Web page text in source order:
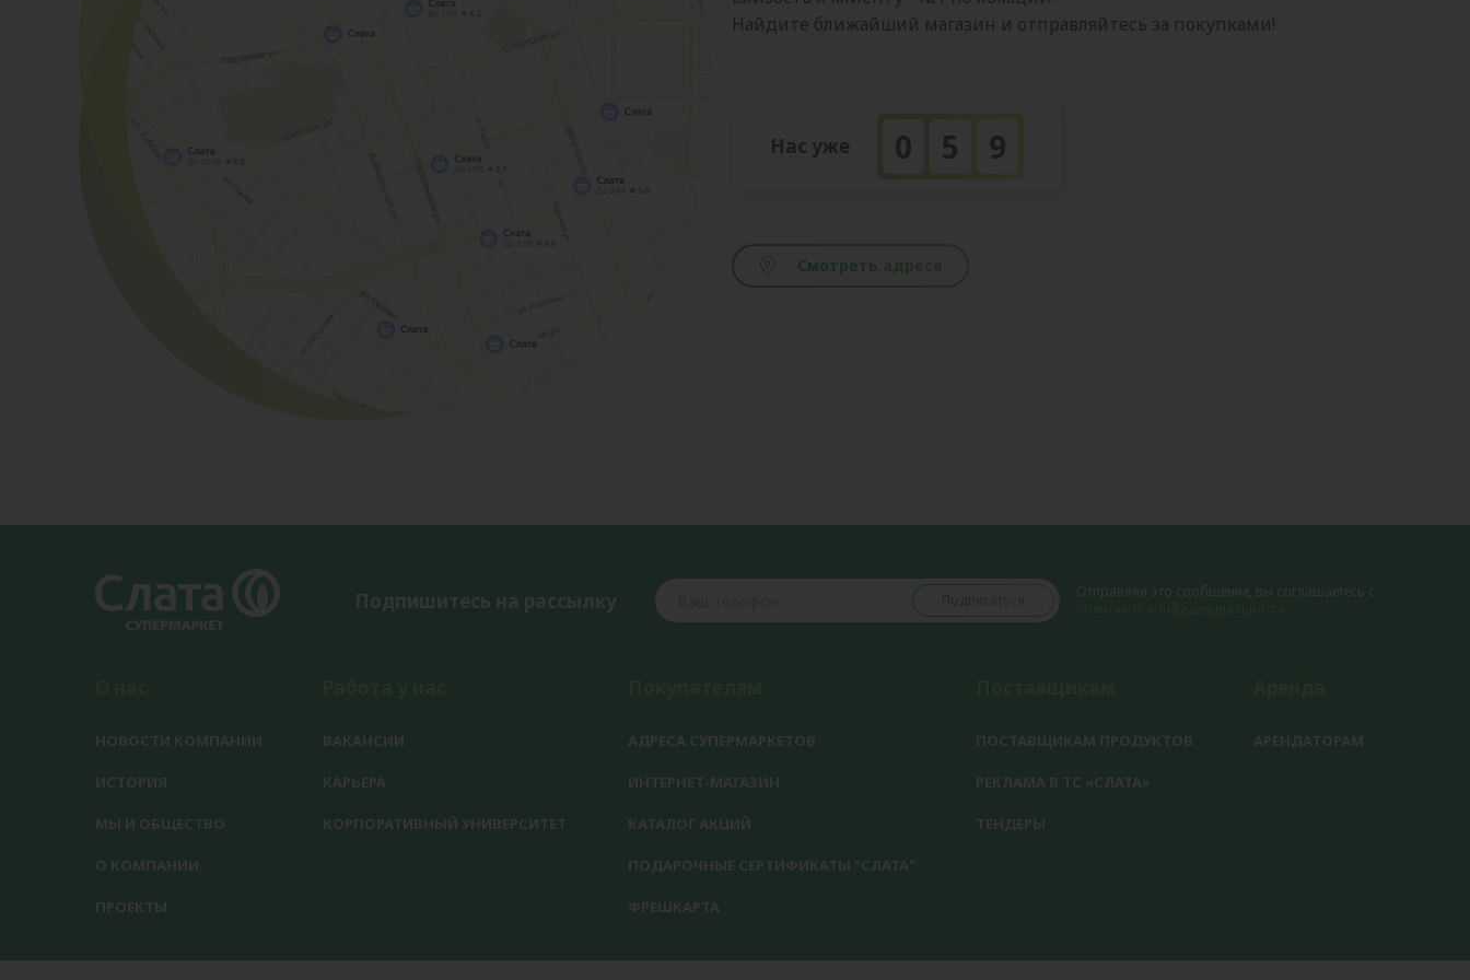
Найдите ближайший магазин и отправляйтесь за покупками!
Нас уже 0 5 9
Смотреть адреса
Подпишитесь на рассылку Подписаться
Отправляя это сообщение, вы соглашаетесь с
НОВОСТИ КОМПАНИИ
ИСТОРИЯ
МЫ И ОБЩЕСТВО
О КОМПАНИИ
ПРОЕКТЫ
ВАКАНСИИ
КАРЬЕРА
КОРПОРАТИВНЫЙ УНИВЕРСИТЕТ
АДРЕСА СУПЕРМАРКЕТОВ
ИНТЕРНЕТ-МАГАЗИН
КАТАЛОГ АКЦИЙ
ПОДАРОЧНЫЕ СЕРТИФИКАТЫ "СЛАТА"
ФРЕШКАРТА
ПОСТАВЩИКАМ ПРОДУКТОВ
РЕКЛАМА В ТС «СЛАТА»
ТЕНДЕРЫ
АРЕНДАТОРАМ